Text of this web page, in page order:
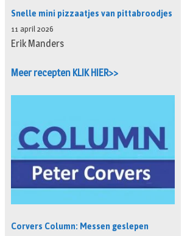
Snelle mini pizzaatjes van pittabroodjes
11 april 2026
Erik Manders
Meer recepten KLIK HIER>>
Corvers Column: Messen geslepen